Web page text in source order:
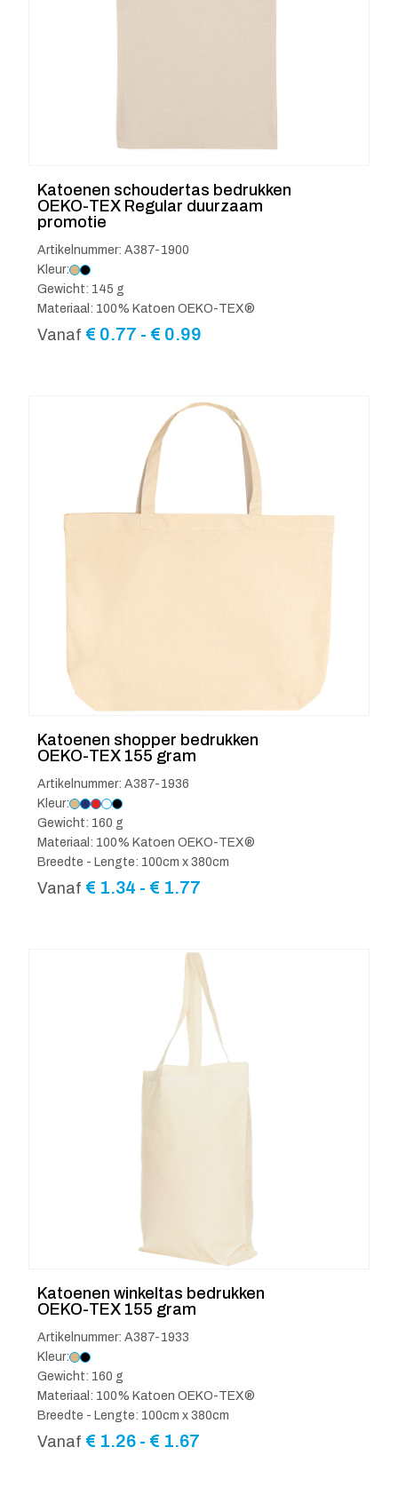
Katoenen schoudertas bedrukken
OEKO-TEX Regular duurzaam
promotie
Artikelnummer: A387-1900
Kleur:
Gewicht: 145 g
Materiaal: 100% Katoen OEKO-TEX®
Vanaf € 0.77 - € 0.99
Katoenen shopper bedrukken
OEKO-TEX 155 gram
Artikelnummer: A387-1936
Kleur:
Gewicht: 160 g
Materiaal: 100% Katoen OEKO-TEX®
Breedte - Lengte: 100cm x 380cm
Vanaf € 1.34 - € 1.77
Katoenen winkeltas bedrukken
OEKO-TEX 155 gram
Artikelnummer: A387-1933
Kleur:
Gewicht: 160 g
Materiaal: 100% Katoen OEKO-TEX®
Breedte - Lengte: 100cm x 380cm
Vanaf € 1.26 - € 1.67